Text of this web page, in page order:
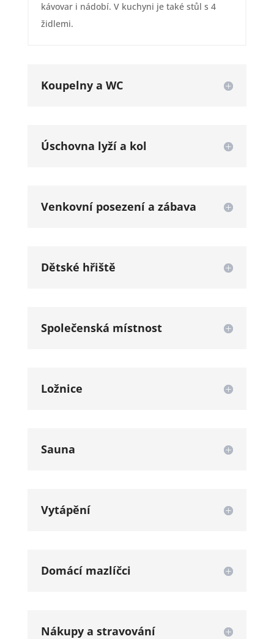
kávovar i nádobí. V kuchyni je také stůl s 4
židlemi.
Koupelny a WC
Úschovna lyží a kol
Venkovní posezení a zábava
Dětské hřiště
Společenská místnost
Ložnice
Sauna
Vytápění
Domácí mazlíčci
Nákupy a stravování